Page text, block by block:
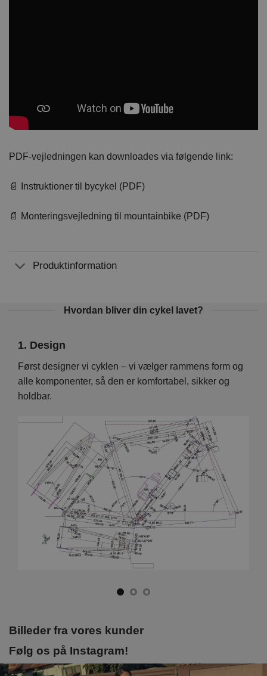
PDF-vejledningen kan downloades via følgende link:
📄 Instruktioner til bycykel (PDF)
📄 Monteringsvejledning til mountainbike (PDF)
Produktinformation
Hvordan bliver din cykel lavet?
1. Design
Først designer vi cyklen – vi vælger rammens form og
alle komponenter, så den er komfortabel, sikker og
holdbar.
Billeder fra vores kunder
Følg os på Instagram!